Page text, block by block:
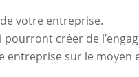
votre entreprise.
créer de
sur le moyen